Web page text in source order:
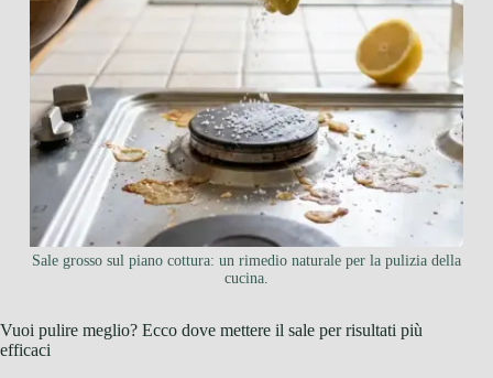
Sale grosso sul piano cottura: un rimedio naturale per la pulizia della
cucina.
Vuoi pulire meglio? Ecco dove mettere il sale per risultati più
efficaci